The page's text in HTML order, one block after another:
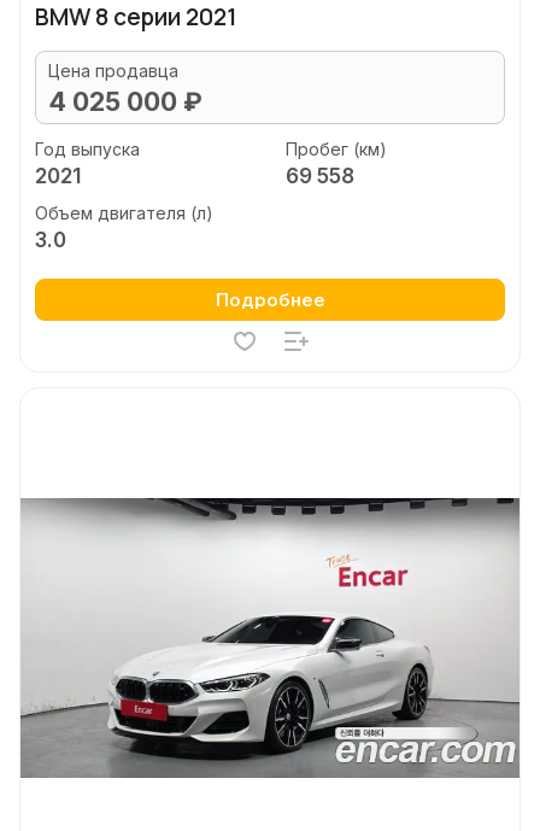
BMW 8 серии 2021
Цена продавца
4 025 000 ₽
Год выпуска
2021
Пробег (км)
69 558
Объем двигателя (л)
3.0
Подробнее